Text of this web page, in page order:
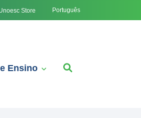
Store Português
Ensino